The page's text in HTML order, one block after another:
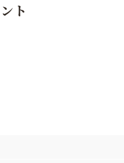
ト